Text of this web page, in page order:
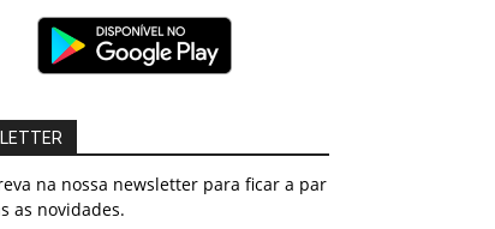
na nossa newsletter para ficar a par
as novidades.